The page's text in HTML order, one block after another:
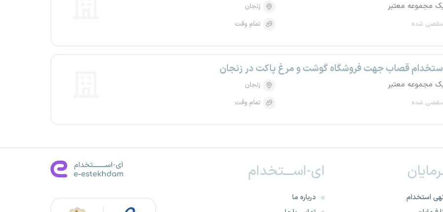
مجموعه معتبر
شده
زنجان
تمام وقت
قصاب جهت فروشگاه گوشت و مرغ پاکت در زنجان
مجموعه معتبر
شده
زنجان
تمام وقت
استخدام
ای-اســـتخدام
درباره ما